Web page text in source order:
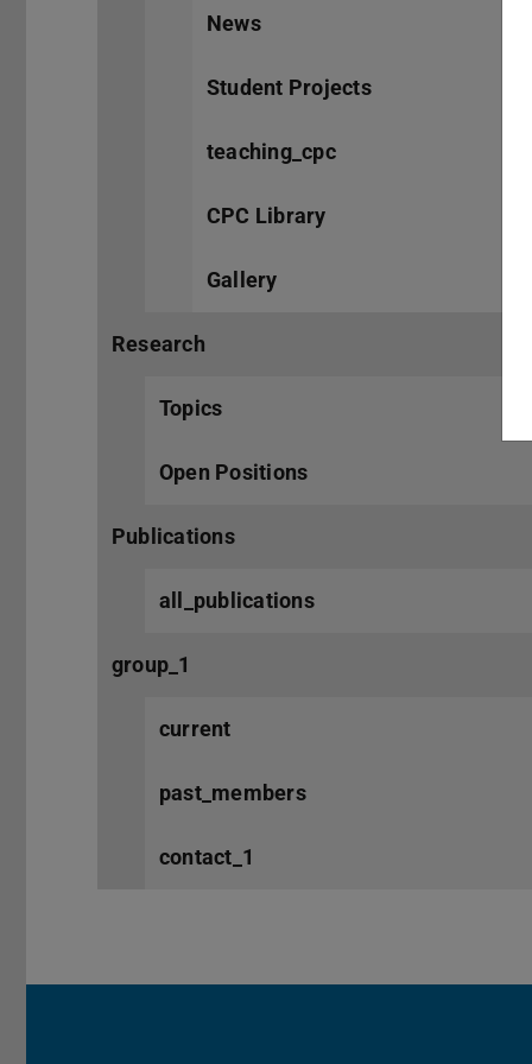
News
Student Projects
teaching_cpc
CPC Library
Gallery
Research
Topics
Open Positions
Publications
all_publications
group_1
current
past_members
contact_1